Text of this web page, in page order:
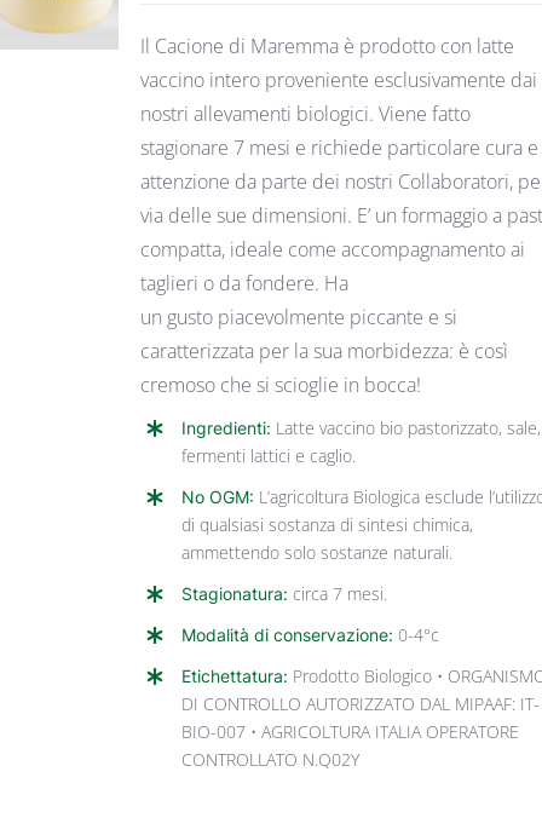
Il Cacione di Maremma è prodotto con latte
vaccino intero proveniente esclusivamente dai
nostri allevamenti biologici. Viene fatto
stagionare 7 mesi e richiede particolare cura e
attenzione da parte dei nostri Collaboratori,
via delle sue dimensioni. E’ un formaggio a
compatta, ideale come accompagnamento ai
taglieri o da fondere. Ha
un gusto piacevolmente piccante e si
caratterizzata per la sua morbidezza: è così
cremoso che si scioglie in bocca!
Ingredienti: Latte vaccino bio pastorizzato, sale,
fermenti lattici e caglio.
No OGM: L’agricoltura Biologica esclude
di qualsiasi sostanza di sintesi chimica,
ammettendo solo sostanze naturali.
Stagionatura: circa 7 mesi.
Modalità di conservazione: 0-4°c
Etichettatura: Prodotto Biologico •
DI CONTROLLO AUTORIZZATO DAL MIPAAF: IT-
BIO-007 • AGRICOLTURA ITALIA OPERATORE
CONTROLLATO N.Q02Y